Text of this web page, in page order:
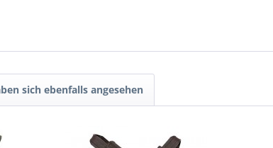
sich ebenfalls angesehen